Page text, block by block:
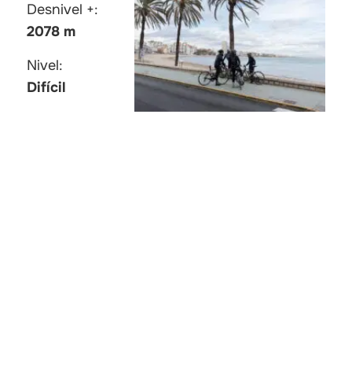
Desnivel +:
2078 m
Nivel:
Difícil